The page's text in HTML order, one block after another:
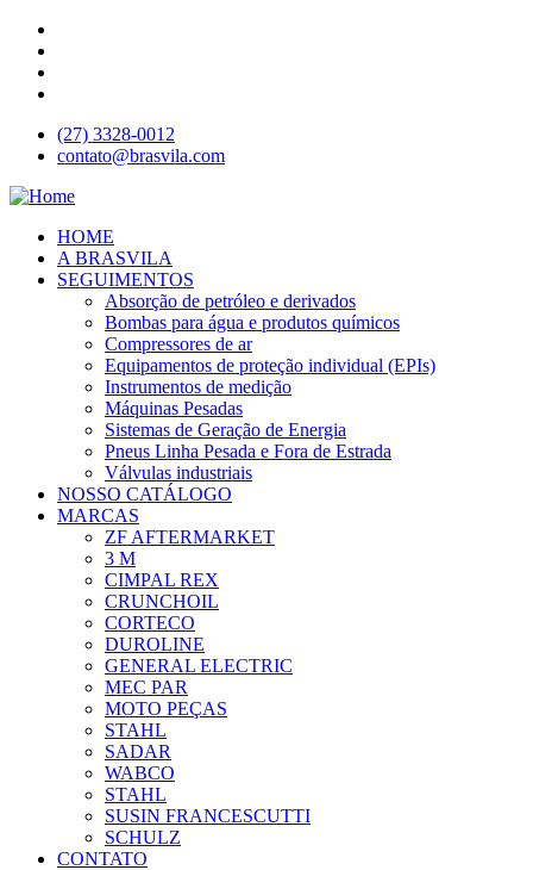
(27) 3328-0012
contato@brasvila.com
HOME
A BRASVILA
SEGUIMENTOS
Absorção de petróleo e derivados
Bombas para água e produtos químicos
Compressores de ar
Equipamentos de proteção individual (EPIs)
Instrumentos de medição
Máquinas Pesadas
Sistemas de Geração de Energia
Pneus Linha Pesada e Fora de Estrada
Válvulas industriais
NOSSO CATÁLOGO
MARCAS
ZF AFTERMARKET
3 M
CIMPAL REX
CRUNCHOIL
CORTECO
DUROLINE
GENERAL ELECTRIC
MEC PAR
MOTO PEÇAS
STAHL
SADAR
WABCO
STAHL
SUSIN FRANCESCUTTI
SCHULZ
CONTATO